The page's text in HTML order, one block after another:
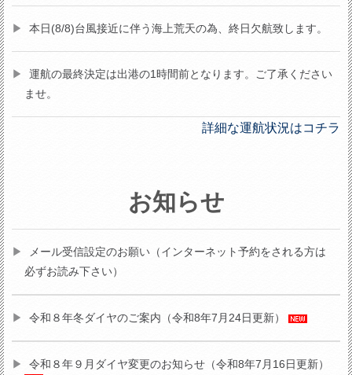
本日(8/8)台風接近に伴う海上荒天の為、終日欠航致します。
運航の最終決定は出港の1時間前となります。ご了承ください
ませ。
詳細な運航状況はコチラ
お知らせ
メール受信設定のお願い（インターネット予約をされる方は
必ずお読み下さい）
令和８年冬ダイヤのご案内（令和8年7月24日更新）
令和８年９月ダイヤ変更のお知らせ（令和8年7月16日更新）